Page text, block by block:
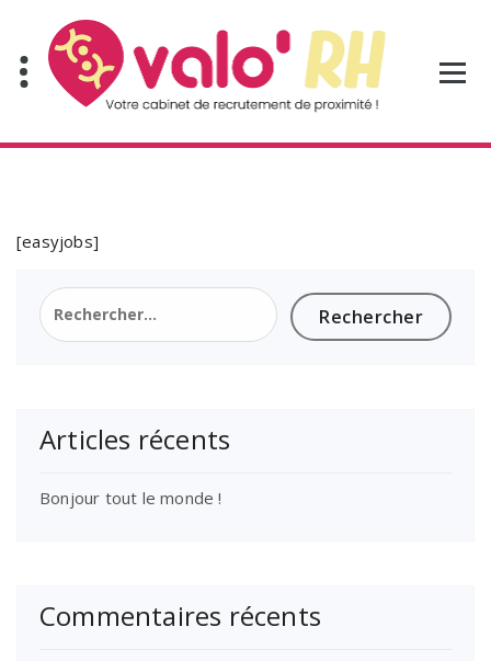
contenu
[easyjobs]
Rechercher :
Articles récents
Bonjour tout le monde !
Commentaires récents